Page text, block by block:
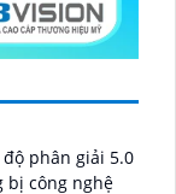
độ phân giải 5.0